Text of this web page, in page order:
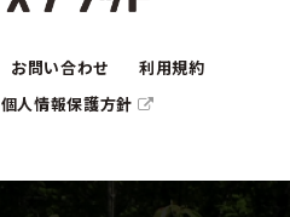
お問い合わせ
利用規約
個人情報保護方針